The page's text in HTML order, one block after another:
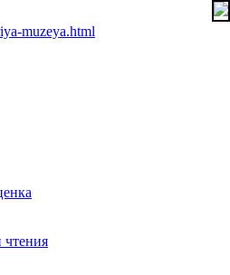
muzeya.html